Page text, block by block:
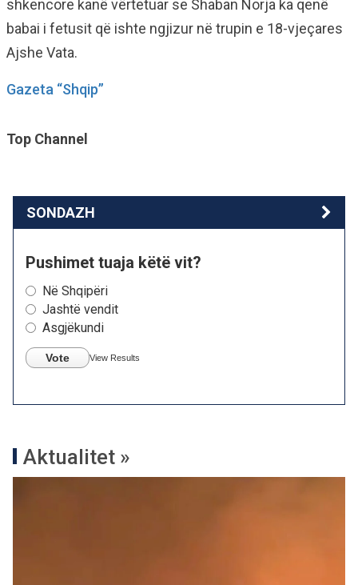
shkencore kanë vërtetuar se Shaban Norja ka qenë
babai i fetusit që ishte ngjizur në trupin e 18-vjeçares
Ajshe Vata.
Gazeta “Shqip”
Top Channel
SONDAZH
Pushimet tuaja këtë vit?
Në Shqipëri
Jashtë vendit
Asgjëkundi
Vote View Results
Aktualitet »